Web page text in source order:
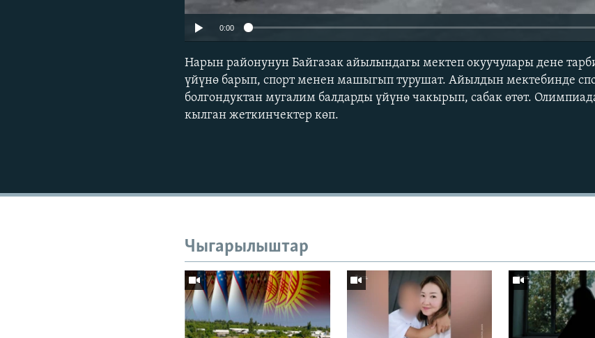
0:00
Нарын районунун Байгазак айылындагы мектеп окуучулары дене
үйүнө барып, спорт менен машыгып турушат. Айылдын мектебинде
болгондуктан мугалим балдарды үйүнө чакырып, сабак өтөт.
кылган жеткинчектер көп.
Чыгарылыштар